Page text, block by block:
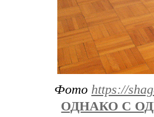
Фото https://
ОДНАКО С